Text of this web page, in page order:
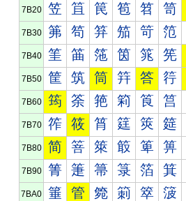
7B20 笠 笡 笢 笣 笤 笥
7B30 笰 笱 笲 笳 笴 笵
7B40 筀 筁 筂 筃 筄 筅
7B50 筐 筑 筒 筓 答 筕
7B60 筠 筡 筢 筣 筤 筥
7B70 筰 筱 筲 筳 筴 筵
7B80 简 箁 箂 箃 箄 箅
7B90 箐 箑 箒 箓 箔 箕
7BA0 箠 管 箢 箣 箤 箥